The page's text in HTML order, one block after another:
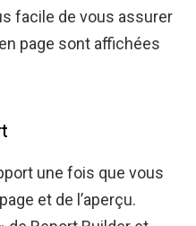
facile de vous assurer
page sont affichées
une fois que vous
et de l’aperçu.